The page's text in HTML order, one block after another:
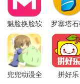
潮汐守望者手游国
丰富的游戏功能吸
养成系统为玩家提
互动功能的加入使
到一些平衡性问题
得推荐的游戏，适
魅脸换脸软
件
罗塞塔
安卓版
兜兜动漫全
拼好乐